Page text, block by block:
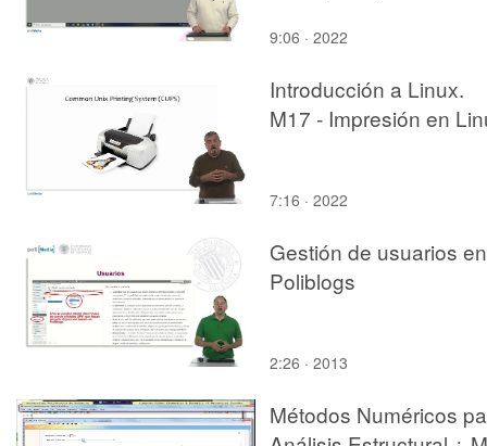
9:06 · 2022
Introducción a Linux.
M17 - Impresión en
7:16 · 2022
Gestión de usuarios en
Poliblogs
2:26 · 2013
Métodos Numéricos